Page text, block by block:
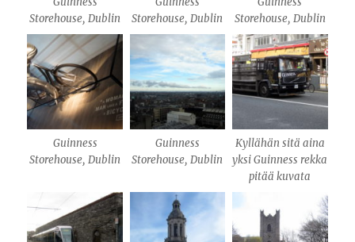
Storehouse, Dublin
Storehouse, Dublin
Storehouse, Dublin
Guinness
Storehouse, Dublin
Guinness
Storehouse, Dublin
Kyllähän sitä aina
yksi Guinness rekka
pitää kuvata